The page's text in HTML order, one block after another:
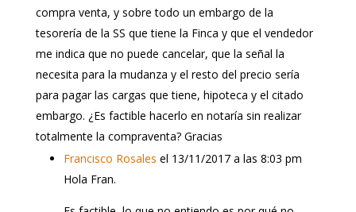
compra venta, y sobre todo un embargo de la
tesorería de la SS que tiene la Finca y que el vendedor
me indica que no puede cancelar, que la señal la
necesita para la mudanza y el resto del precio sería
para pagar las cargas que tiene, hipoteca y el citado
embargo. ¿Es factible hacerlo en notaría sin realizar
totalmente la compraventa? Gracias
Francisco Rosales el 13/11/2017 a las 8:03 pm
Hola Fran.